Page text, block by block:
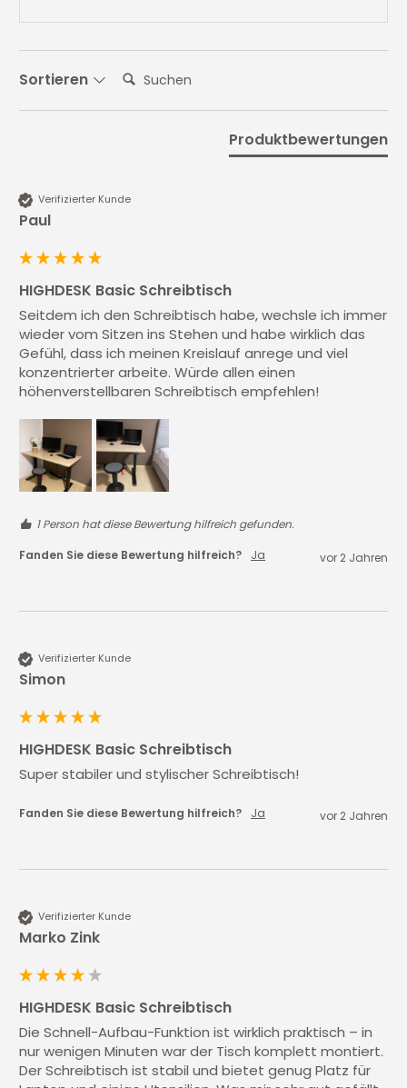
Sortieren Suchen:
Produktbewertungen
Verifizierter Kunde
Paul
HIGHDESK Basic Schreibtisch
Seitdem ich den Schreibtisch habe, wechsle ich immer
wieder vom Sitzen ins Stehen und habe wirklich das
Gefühl, dass ich meinen Kreislauf anrege und viel
konzentrierter arbeite. Würde allen einen
höhenverstellbaren Schreibtisch empfehlen!
1 Person hat diese Bewertung hilfreich gefunden.
Fanden Sie diese Bewertung hilfreich?
Ja vor 2 Jahren
Verifizierter Kunde
Simon
HIGHDESK Basic Schreibtisch
Super stabiler und stylischer Schreibtisch!
Fanden Sie diese Bewertung hilfreich? Ja vor 2 Jahren
Verifizierter Kunde
Marko Zink
HIGHDESK Basic Schreibtisch
Die Schnell-Aufbau-Funktion ist wirklich praktisch – in
nur wenigen Minuten war der Tisch komplett montiert.
Der Schreibtisch ist stabil und bietet genug Platz für